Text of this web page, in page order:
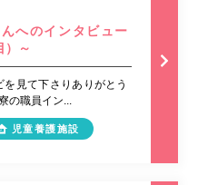
へのインタビュー
）～
見て下さりありがとう
の職員イン...
児童養護施設